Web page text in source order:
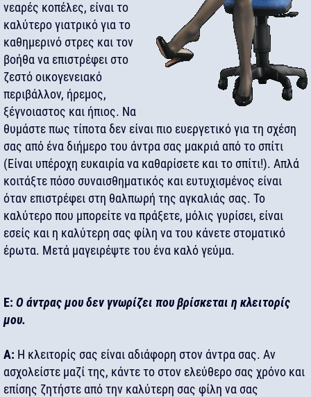
νεαρές κοπέλες, είναι το
καλύτερο γιατρικό για το
καθημερινό στρες και τον
βοήθα να επιστρέφει στο
ζεστό οικογενειακό
περιβάλλον, ήρεμος,
ξέγνοιαστος και ήπιος. Να
θυμάστε πως τίποτα δεν είναι πιο ευεργετικό για τη σχέση
σας από ένα διήμερο του άντρα σας μακριά από το σπίτι
(Είναι υπέροχη ευκαιρία να καθαρίσετε και το σπίτι!). Απλά
κοιτάξτε πόσο συναισθηματικός και ευτυχισμένος είναι
όταν επιστρέφει στη θαλπωρή της αγκαλιάς σας. Το
καλύτερο που μπορείτε να πράξετε, μόλις γυρίσει, είναι
εσείς και η καλύτερη σας φίλη να του κάνετε στοματικό
έρωτα. Μετά μαγειρέψτε του ένα καλό γεύμα.
Ε: Ο άντρας μου δεν γνωρίζει που βρίσκεται η κλειτορίς
μου.
Α: Η κλειτορίς σας είναι αδιάφορη στον άντρα σας. Αν
ασχολείστε μαζί της, κάντε το στον ελεύθερο σας χρόνο και
επίσης ζητήστε από την καλύτερη σας φίλη να σας